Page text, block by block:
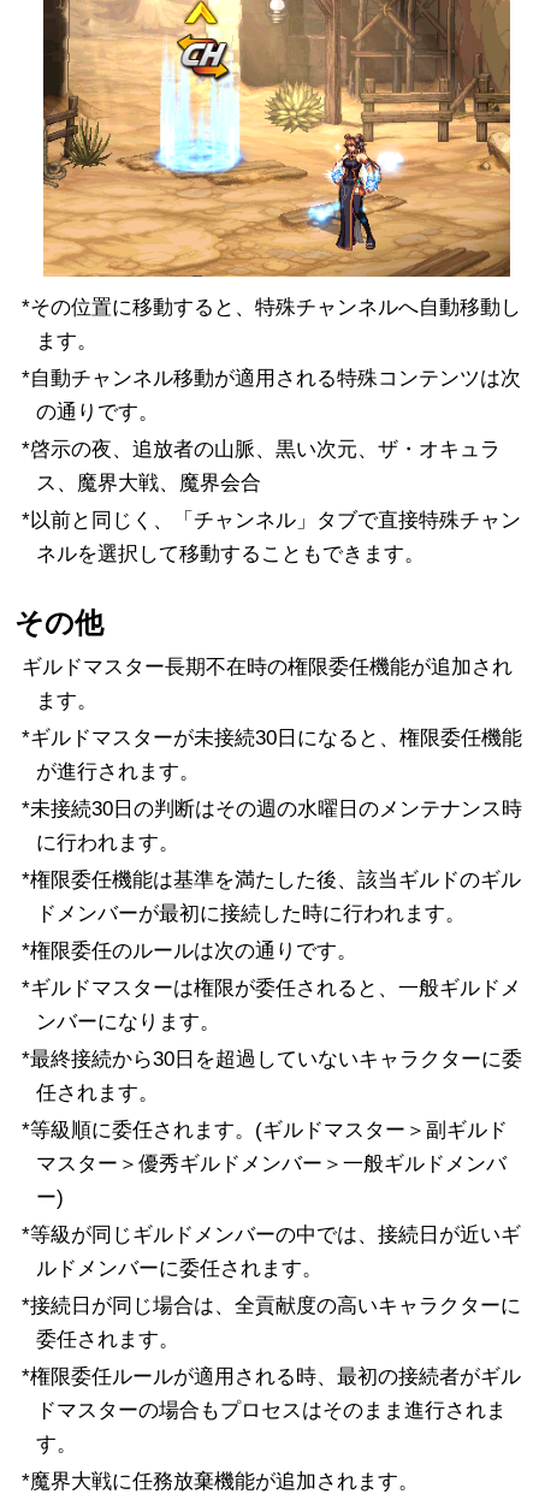
*その位置に移動すると、特殊チャンネルへ自動移動し
ます。
*自動チャンネル移動が適用される特殊コンテンツは次
の通りです。
*啓示の夜、追放者の山脈、黒い次元、ザ・オキュラ
ス、魔界大戦、魔界会合
*以前と同じく、「チャンネル」タブで直接特殊チャン
ネルを選択して移動することもできます。
その他
ギルドマスター長期不在時の権限委任機能が追加され
ます。
*ギルドマスターが未接続30日になると、権限委任機能
が進行されます。
*未接続30日の判断はその週の水曜日のメンテナンス時
に行われます。
*権限委任機能は基準を満たした後、該当ギルドのギル
ドメンバーが最初に接続した時に行われます。
*権限委任のルールは次の通りです。
*ギルドマスターは権限が委任されると、一般ギルドメ
ンバーになります。
*最終接続から30日を超過していないキャラクターに委
任されます。
*等級順に委任されます。(ギルドマスター＞副ギルド
マスター＞優秀ギルドメンバー＞一般ギルドメンバ
ー)
*等級が同じギルドメンバーの中では、接続日が近いギ
ルドメンバーに委任されます。
*接続日が同じ場合は、全貢献度の高いキャラクターに
委任されます。
*権限委任ルールが適用される時、最初の接続者がギル
ドマスターの場合もプロセスはそのまま進行されま
す。
*魔界大戦に任務放棄機能が追加されます。